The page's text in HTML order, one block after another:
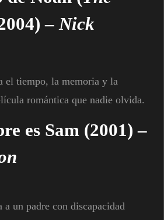
– Nick
el tiempo, la memoria y la
romántica que nadie olvida.
es Sam (2001) –
a un padre con discapacidad